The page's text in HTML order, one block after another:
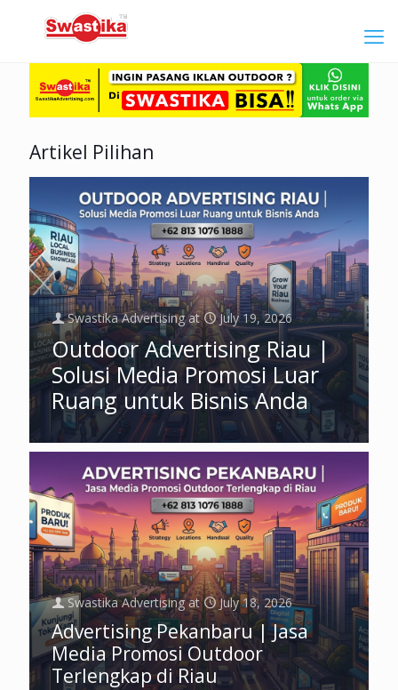
Artikel Pilihan
Swastika Advertising at July 19, 2026
Outdoor Advertising Riau |
Solusi Media Promosi Luar
Ruang untuk Bisnis Anda
Swastika Advertising at July 18, 2026
Advertising Pekanbaru | Jasa
Media Promosi Outdoor
Terlengkap di Riau